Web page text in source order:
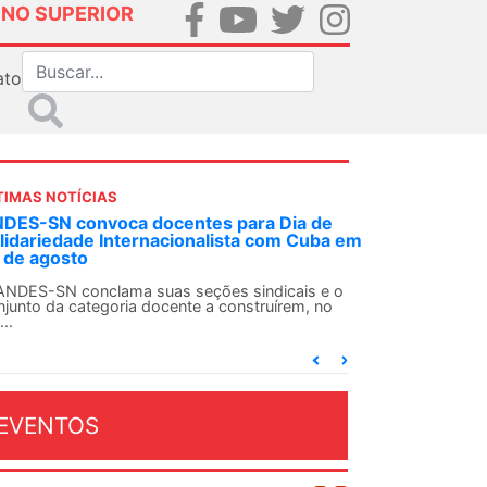
SUPERIOR
NOTÍCIAS
decisão inédita, Justiça Federal condena
agente da ditadura por estupro
uma decisão considerada histórica, a 2ª Vara
Criminal do Rio de Janeiro condenou o...
2026